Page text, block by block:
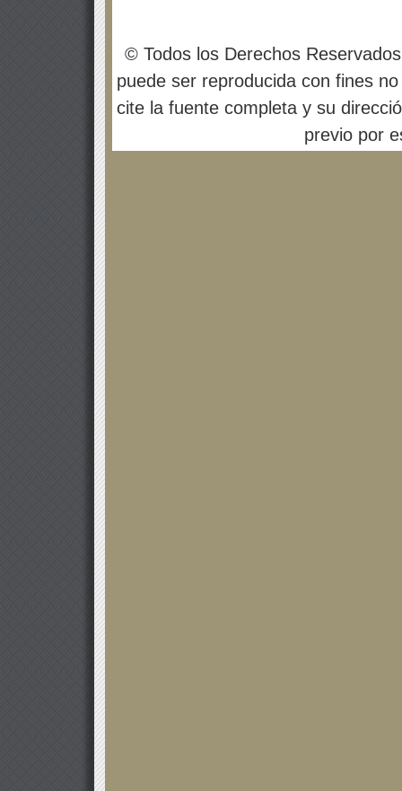
© Todos los Derechos
puede ser reproducida con fines
cite la fuente completa y su
previo por